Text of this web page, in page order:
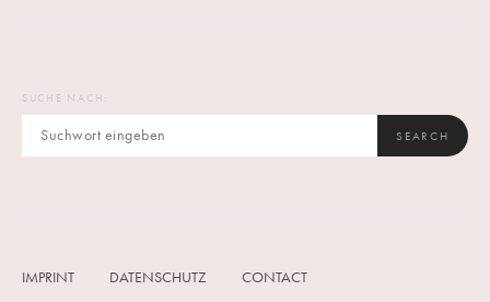
SUCHE NACH:
SEARCH
IMPRINT DATENSCHUTZ CONTACT